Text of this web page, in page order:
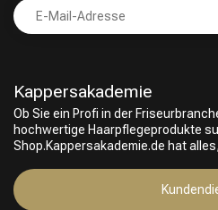
Kappersakademie
Ob Sie ein Profi in der
hochwertige Haarpflegeprodukte
Shop.Kappersakademie.de hat